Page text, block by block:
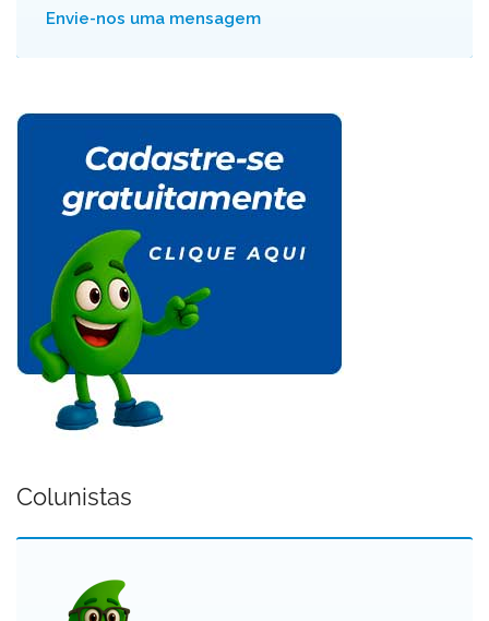
Envie-nos uma mensagem
Colunistas